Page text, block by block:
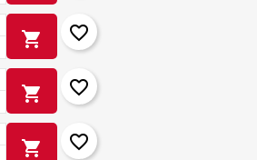
shopping_cart favorite_border
shopping_cart favorite_border
shopping_cart favorite_border